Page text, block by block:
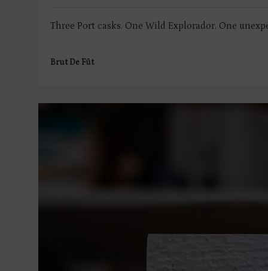
Three Port casks. One Wild Explorador. One
Brut De Fût